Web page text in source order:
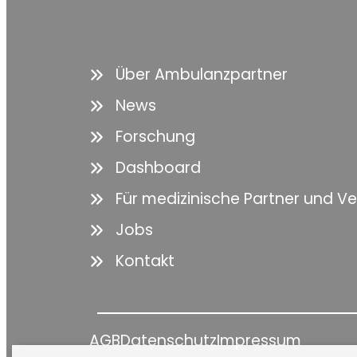
Über Ambulanzpartner
News
Forschung
Dashboard
Für medizinische Partner und
Jobs
Kontakt
AGBDatenschutzImpressum